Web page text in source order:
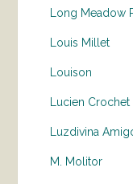
Long Meadow
Louis Millet
Louison
Lucien Crochet
Luzdivina
M. Molitor